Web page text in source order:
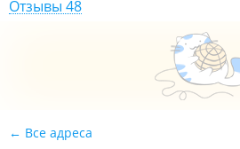
Отзывы 48
Все адреса